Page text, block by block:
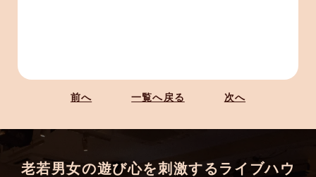
前へ 一覧へ戻る 次へ
老若男女の遊び心を刺激するライブハウ